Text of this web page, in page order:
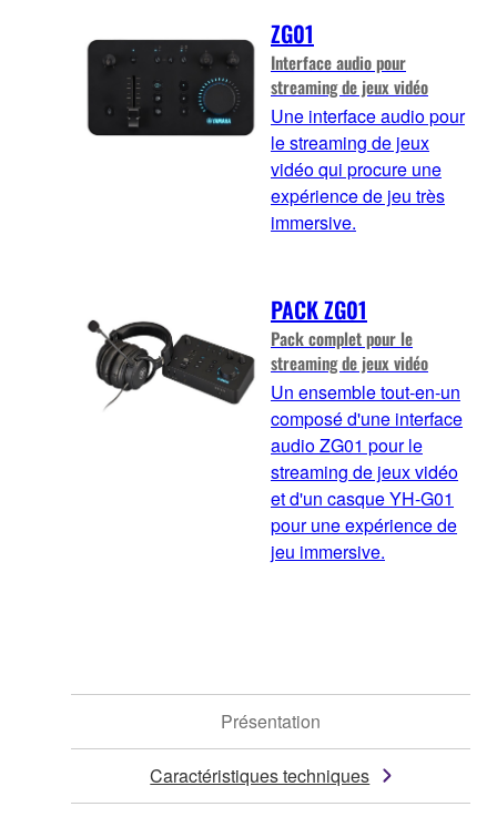
ZG01
Interface audio pour
streaming de jeux vidéo
Une interface audio pour
le streaming de jeux
vidéo qui procure une
expérience de jeu très
immersive.
PACK ZG01
Pack complet pour le
streaming de jeux vidéo
Un ensemble tout-en-un
composé d'une interface
audio ZG01 pour le
streaming de jeux vidéo
et d'un casque YH-G01
pour une expérience de
jeu immersive.
Présentation
Caractéristiques techniques